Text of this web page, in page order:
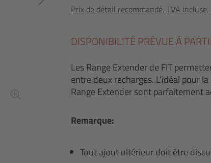
Prix de détail recommandé, TVA
DISPONIBILITÉ PRÉVUE À
Les Range Extender de FIT
entre deux recharges. L’idéal pour
Range Extender sont parfaitement
Remarque:
Tout ajout ultérieur doit être